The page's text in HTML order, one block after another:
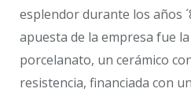
esplendor durante los años
apuesta de la empresa fue
porcelanato, un cerámico
resistencia, financiada con